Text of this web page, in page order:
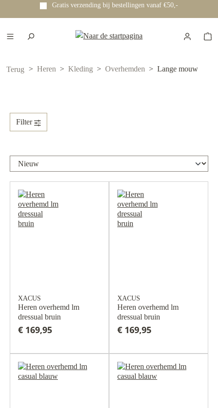
hoofdinhoud
verzending bij bestellingen vanaf €50,-
Terug Heren Kleding Overhemden Lange mouw
Filter
XACUS
Heren overhemd lm
dressual bruin
€ 169,95
XACUS
Heren overhemd lm
dressual bruin
€ 169,95